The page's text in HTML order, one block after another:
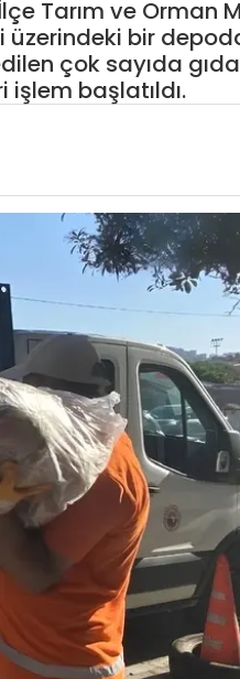
Tarım ve Orman
bir
çok sayıda
işlem başlatıldı.